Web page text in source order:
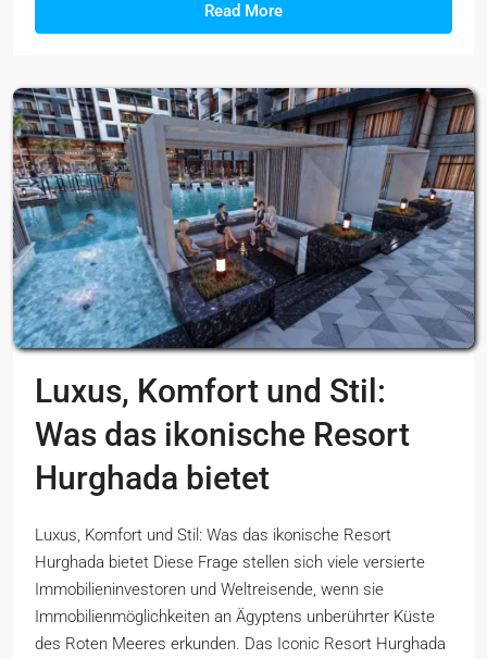
Read More
Luxus, Komfort und Stil:
Was das ikonische Resort
Hurghada bietet
Luxus, Komfort und Stil: Was das ikonische Resort
Hurghada bietet Diese Frage stellen sich viele versierte
Immobilieninvestoren und Weltreisende, wenn sie
Immobilienmöglichkeiten an Ägyptens unberührter Küste
des Roten Meeres erkunden. Das Iconic Resort Hurghada